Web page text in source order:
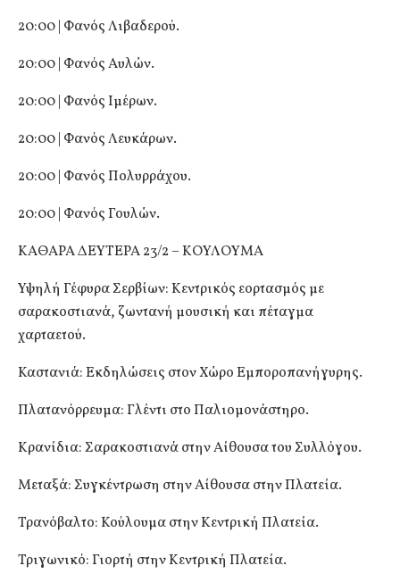
20:00 | Φανός Λιβαδερού.
20:00 | Φανός Αυλών.
20:00 | Φανός Ιμέρων.
20:00 | Φανός Λευκάρων.
20:00 | Φανός Πολυρράχου.
20:00 | Φανός Γουλών.
ΚΑΘΑΡΑ ΔΕΥΤΕΡΑ 23/2 – ΚΟΥΛΟΥΜΑ
Υψηλή Γέφυρα Σερβίων: Κεντρικός εορτασμός με
σαρακοστιανά, ζωντανή μουσική και πέταγμα
χαρταετού.
Καστανιά: Εκδηλώσεις στον Χώρο Εμποροπανήγυρης.
Πλατανόρρευμα: Γλέντι στο Παλιομονάστηρο.
Κρανίδια: Σαρακοστιανά στην Αίθουσα του Συλλόγου.
Μεταξά: Συγκέντρωση στην Αίθουσα στην Πλατεία.
Τρανόβαλτο: Κούλουμα στην Κεντρική Πλατεία.
Τριγωνικό: Γιορτή στην Κεντρική Πλατεία.